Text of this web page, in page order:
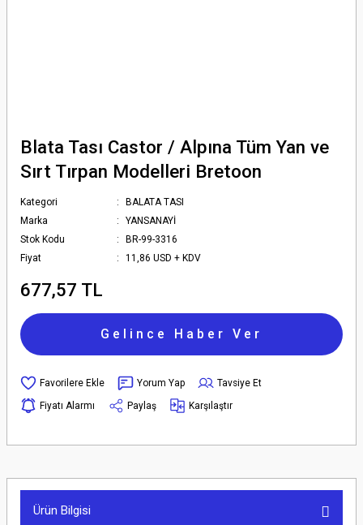
Blata Tası Castor / Alpına Tüm Yan ve
Sırt Tırpan Modelleri Bretoon
Kategori
BALATA TASI
Marka
YANSANAYİ
Stok Kodu
BR-99-3316
Fiyat
11,86 USD + KDV
677,57 TL
Gelince Haber Ver
Yorum Yap
Tavsiye Et
Fiyatı Alarmı
Paylaş Karşılaştır
Ürün Bilgisi